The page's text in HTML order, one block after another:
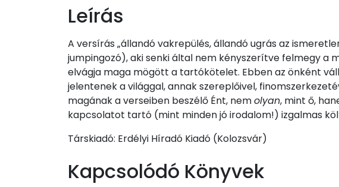
Leírás
A versírás „állandó vakrepülés, állandó ugrás az
jumpingozó), aki senki által nem kényszerítve felmegy a
elvágja maga mögött a tartókötelet. Ebben az önként
jelentenek a világgal, annak szereplőivel,
magának a verseiben beszélő Ént, nemolyan, mint ő,
kapcsolatot tartó (mint minden jó irodalom!) izgalmas
Társkiadó: Erdélyi Híradó Kiadó (Kolozsvár)
Kapcsolódó Könyvek